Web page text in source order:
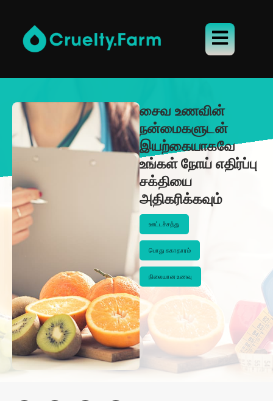
சைவ உணவின்
நன்மைகளுடன்
இயற்கையாகவே
உங்கள் நோய் எதிர்ப்பு
சக்தியை
அதிகரிக்கவும்
ஊட்டச்சத்து
பொது சுகாதாரம்
நிலையான உணவு